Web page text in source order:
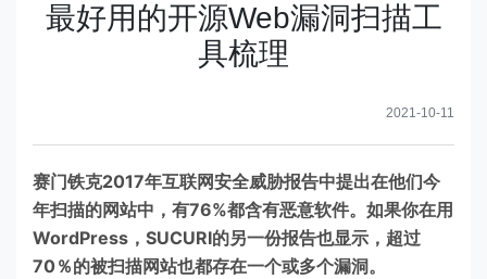
最好用的开源Web漏洞扫描工
具梳理
2021-10-11
赛门铁克2017年互联网安全威胁报告中提出在他们今
年扫描的网站中，有76%都含有恶意软件。如果你在用
WordPress，SUCURI的另一份报告也显示，超过
70％的被扫描网站也都存在一个或多个漏洞。